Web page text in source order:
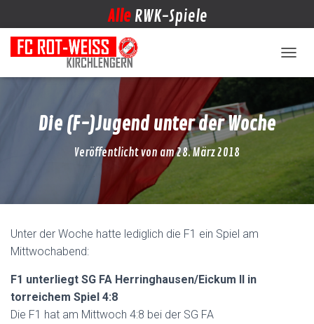
Alle RWK-Spiele
Die (F-)Jugend unter der Woche
Veröffentlicht von am28. März 2018
Unter der Woche hatte lediglich die F1 ein Spiel am
Mittwochabend:
F1 unterliegt SG FA Herringhausen/Eickum II in
torreichem Spiel 4:8
Die F1 hat am Mittwoch 4:8 bei der SG FA